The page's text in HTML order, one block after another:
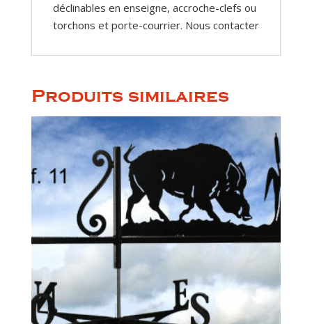
déclinables en enseigne, accroche-clefs ou
torchons et porte-courrier. Nous contacter
Produits similaires